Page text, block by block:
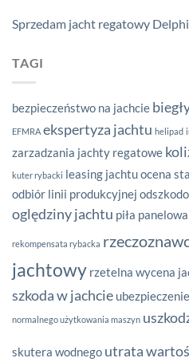
Sprzedam jacht regatowy
TAGI
bezpieczeństwo na jachcie
EFMRA ekspertyza jachtu helipad
zarzadzania jachty regatowe
kuter rybacki leasing jachtuocena
odbiór linii produkcyjnej
oględziny jachtu piła panelowa
rekompensata rybacka
jachtowy rzetelna wycena
szkoda w jachcie
normalnego użytkowania maszyn
skutera wodnego utrata